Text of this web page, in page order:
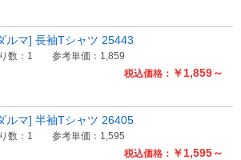
税込価格： ￥1,859～
ルマ] 長袖Tシャツ 25443
数：1 参考単価：1,859
税込価格： ￥1,595～
ルマ] 半袖Tシャツ 26405
数：1 参考単価：1,595